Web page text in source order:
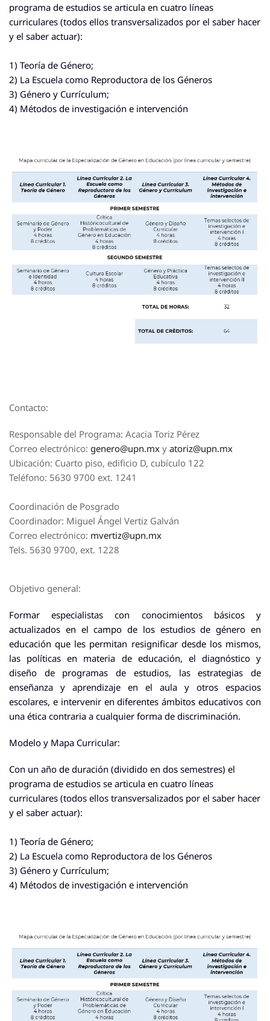
programa de estudios se articula en cuatro líneas
curriculares (todos ellos transversalizados por el saber hacer
y el saber actuar):
1) Teoría de Género;
2) La Escuela como Reproductora de los Géneros
3) Género y Currículum;
4) Métodos de investigación e intervención
Contacto:
Responsable del Programa: Acacia Toriz Pérez
Correo electrónico: genero@upn.mx y atoriz@upn.mx
Ubicación: Cuarto piso, edificio D, cubículo 122
Teléfono: 5630 9700 ext. 1241
Coordinación de Posgrado
Coordinador: Miguel Ángel Vertiz Galván
Correo electrónico: mvertiz@upn.mx
Tels. 5630 9700, ext. 1228
Objetivo general:
Formar especialistas con conocimientos básicos y
actualizados en el campo de los estudios de género en
educación que les permitan resignificar desde los mismos,
las políticas en materia de educación, el diagnóstico y
diseño de programas de estudios, las estrategias de
enseñanza y aprendizaje en el aula y otros espacios
escolares, e intervenir en diferentes ámbitos educativos con
una ética contraria a cualquier forma de discriminación.
Modelo y Mapa Curricular:
Con un año de duración (dividido en dos semestres) el
programa de estudios se articula en cuatro líneas
curriculares (todos ellos transversalizados por el saber hacer
y el saber actuar):
1) Teoría de Género;
2) La Escuela como Reproductora de los Géneros
3) Género y Currículum;
4) Métodos de investigación e intervención